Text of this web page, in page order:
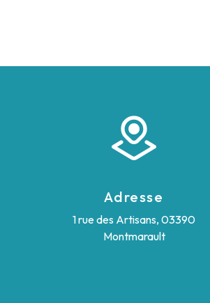
Adresse
1 rue des Artisans, 03390
Montmarault